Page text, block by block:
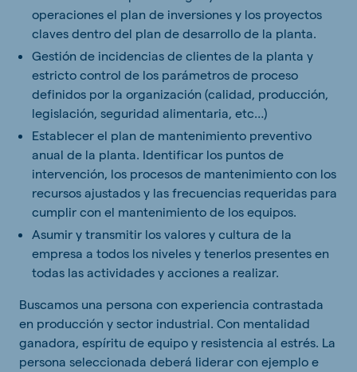
operaciones el plan de inversiones y los proyectos
claves dentro del plan de desarrollo de la planta.
Gestión de incidencias de clientes de la planta y
estricto control de los parámetros de proceso
definidos por la organización (calidad, producción,
legislación, seguridad alimentaria, etc…)
Establecer el plan de mantenimiento preventivo
anual de la planta. Identificar los puntos de
intervención, los procesos de mantenimiento con los
recursos ajustados y las frecuencias requeridas para
cumplir con el mantenimiento de los equipos.
Asumir y transmitir los valores y cultura de la
empresa a todos los niveles y tenerlos presentes en
todas las actividades y acciones a realizar.
Buscamos una persona con experiencia contrastada
en producción y sector industrial. Con mentalidad
ganadora, espíritu de equipo y resistencia al estrés. La
persona seleccionada deberá liderar con ejemplo e